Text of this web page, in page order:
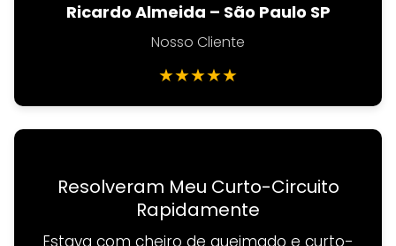
Ricardo Almeida – São Paulo SP
Nosso Cliente
★★★★★
Resolveram Meu Curto-Circuito
Rapidamente
Estava com cheiro de queimado e curto-